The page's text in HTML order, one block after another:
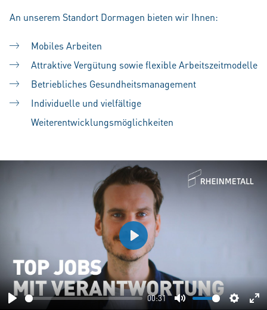
An unserem Standort Dormagen bieten wir Ihnen:
Mobiles Arbeiten
Attraktive Vergütung sowie flexible Arbeitszeitmodelle
Betriebliches Gesundheitsmanagement
Individuelle und vielfältige
Weiterentwicklungsmöglichkeiten
00:31
Play